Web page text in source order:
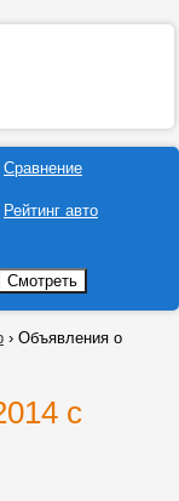
Сравнение
Рейтинг авто
› Объявления о
с